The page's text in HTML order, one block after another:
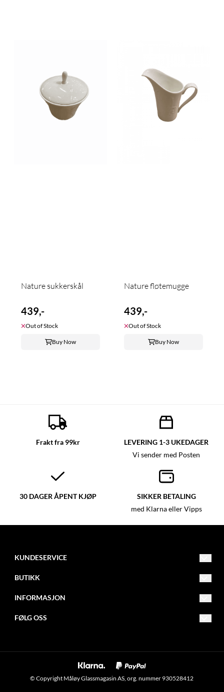
Nature sukkerskål
439,-
Out of Stock
Buy Now
Nature fløtemugge
439,-
Out of Stock
Buy Now
Frakt fra 99kr LEVERING 1-3 UKEDAGER
Vi sender med Posten
30 DAGER ÅPENT KJØP SIKKER BETALING
med Klarna eller Vipps
KUNDESERVICE
post@glassmagasinet.com
6700 Måløy
BUTIKK
Logg inn
INFORMASJON
Nyhetsbrev
Om informasjonskapsler
FØLG OSS
Nyhetsbrev
© Copyright Måløy Glassmagasin AS, org. nummer 930528412